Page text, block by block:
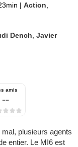
| Action
Dench ,Javier
amis
--
plusieurs agents
entier. Le MI6 est